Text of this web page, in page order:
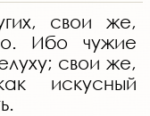
свои же,
Ибо чужие
свои же,
искусный